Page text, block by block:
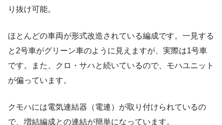
り抜け可能。
ほとんどの車両が形式改造されている編成です。一見する
と2号車がグリーン車のように見えますが、実際は1号車
です。また、クロ・サハと続いているので、モハユニット
が偏っています。
クモハには電気連結器（電連）が取り付けられているの
で、増結編成との連結が簡単になっています。